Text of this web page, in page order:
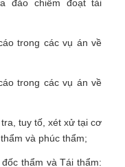
đảo chiếm đoạt tài
trong các vụ án về
trong các vụ án về
tuy tố, xét xử tại cơ
và phúc thẩm;
thẩm và Tái thẩm: